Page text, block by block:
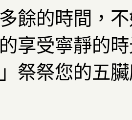
餘的時間，
享受寧靜的
祭祭您的五